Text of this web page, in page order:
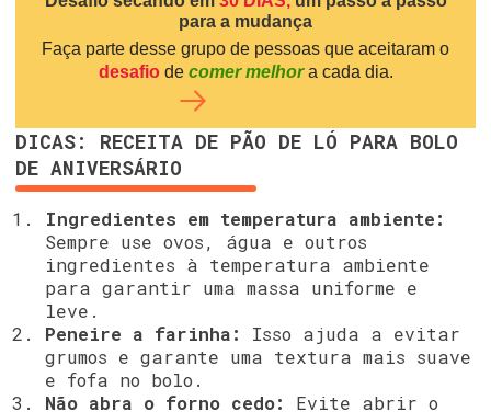
para a mudança
Faça parte desse grupo de pessoas que aceitaram o
desafio de comer melhora cada dia.
DICAS: RECEITA DE PÃO DE LÓ PARA BOLO
DE ANIVERSÁRIO
Ingredientes em temperatura ambiente:
Sempre use ovos, água e outros
ingredientes à temperatura ambiente
para garantir uma massa uniforme e
leve.
Peneire a farinha:
Isso ajuda a evitar
grumos e garante uma textura mais suave
e fofa no bolo.
Não abra o forno cedo:
Evite abrir o